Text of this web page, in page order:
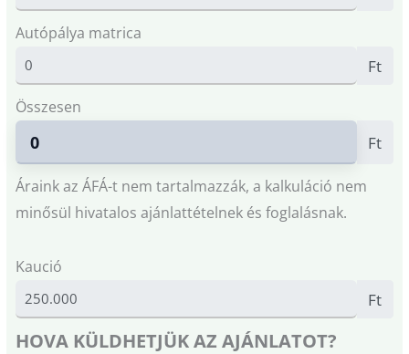
Autópálya matrica
Ft
Összesen
Ft
Áraink az ÁFÁ-t nem tartalmazzák, a kalkuláció nem
minősül hivatalos ajánlattételnek és foglalásnak.
Kaució
Ft
HOVA KÜLDHETJÜK AZ AJÁNLATOT?